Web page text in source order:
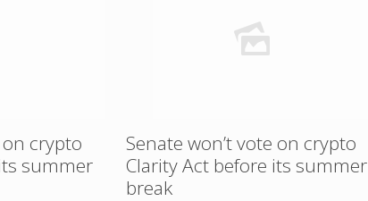
on crypto
summer
Senate won’t vote on crypto
Clarity Act before its summer
break